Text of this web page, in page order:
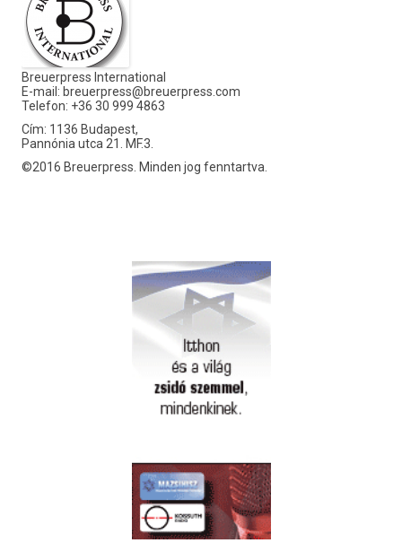
Breuerpress International
E-mail: breuerpress@breuerpress.com
Telefon: +36 30 999 4863
Cím: 1136 Budapest,
Pannónia utca 21. MF.3.
©2016 Breuerpress. Minden jog fenntartva.